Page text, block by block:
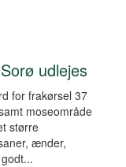
udlejes
for frakørsel 37
moseområde
større
ænder,